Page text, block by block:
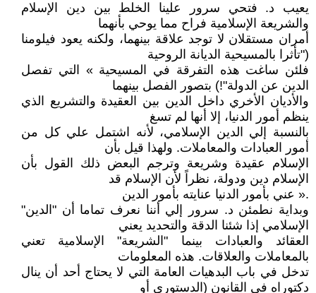
يعيب د. فتحي سرور علينا الخلط بين دين الإسلام
والشريعة الإسلامية فراح مما يوحي بأنهما
أمران مستقلان لا توجد علاقة بينهما، ولكنه يعود فيلومنا
("تأثرا بالمسيحية الديانة الروحية
فلئن ساغت هذه التفرقة في المسيحية » التي تفصل
الدين عن الدولة"!) بتصور الفصل بينهما
والأديان الأخري داخل الدين بين العقيدة والتشريع الذي
ينظم أمور الدنيا، إلا أنها لم تسغ
بالنسبة إلي الدين الإسلامي، لأنه اشتمل علي كل من
أمور العبادات والمعاملات. ولهذا قيل بأن
الإسلام عقيدة وشريعة وترجم البعض ذلك القول بأن
الإسلام دين ودولة، نظراً لأن الإسلام قد
.« عني بأمور الدنيا عنايته بأمور الدين
وبداية نطمئن د. سرور إلي أننا نعرف تماما أن "الدين"
الإسلامي إذا شئنا الدقة والتحديد يعني
العقائد والعبادات بينما "الشريعة" الإسلامية تعني
بالمعاملات والعلاقات. هذه المعلومات
تدخل في باب البدهيات العامة التي لا يحتاج أحد أن ينال
دكتوراه في القانون (الدستوري أو